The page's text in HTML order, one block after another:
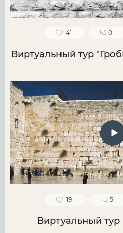
41 0
Виртуальный тур
19 5
Виртуальный